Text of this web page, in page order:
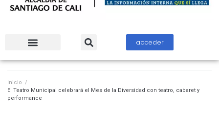
acceder
Inicio /
El Teatro Municipal celebrará el Mes de la Diversidad con teatro, cabaret y
performance